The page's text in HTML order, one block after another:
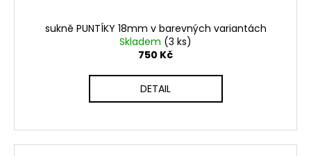
sukně PUNTÍKY 18mm v barevných variantách
Skladem (3 ks)
750 Kč
DETAIL